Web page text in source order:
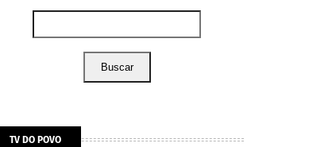
Buscar
TV DO POVO